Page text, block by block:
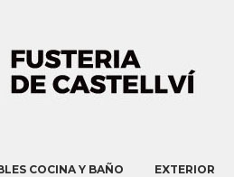
COCINA Y BAÑO EXTERIOR